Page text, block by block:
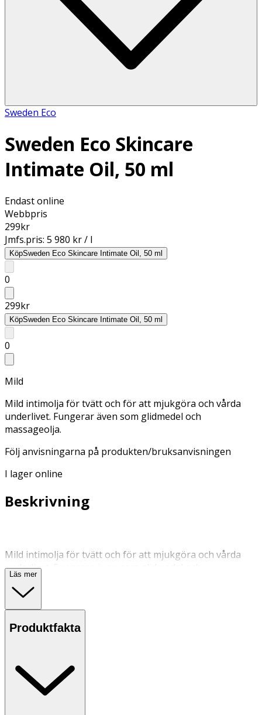
Sweden Eco
Sweden Eco Skincare
Intimate Oil, 50 ml
Endast online
Webbpris
299kr
Jmfs.pris: 5 980 kr / l
KöpSweden Eco Skincare Intimate Oil, 50 ml
0
299kr
KöpSweden Eco Skincare Intimate Oil, 50 ml
0
Mild
Mild intimolja för tvätt och för att mjukgöra och vårda
underlivet. Fungerar även som glidmedel och
massageolja.
Följ anvisningarna på produkten/bruksanvisningen
I lager online
Beskrivning
Mild intimolja för tvätt och för att mjukgöra och vårda
underlivet. Fungerar även som glidmedel och
massageolja.
Används för att mjukgöra och vårda underlivet. Används
OK för gravida och ammande:
Läs mer
Produktfakta